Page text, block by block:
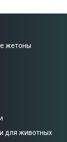
жетоны
для животных